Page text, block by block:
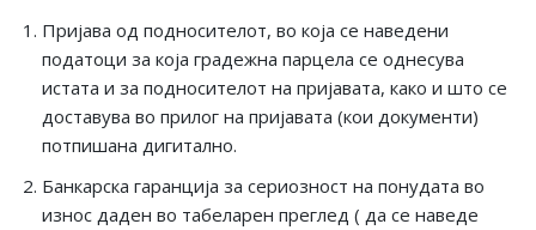
Пријава од подносителот, во која се наведени
податоци за која градежна парцела се однесува
истата и за подносителот на пријавата, како и што се
доставува во прилог на пријавата (кои документи)
потпишана дигитално.
Банкарска гаранција за сериозност на понудата во
износ даден во табеларен преглед ( да се наведе